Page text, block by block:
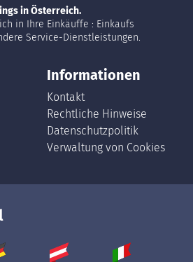
in Österreich.
in Ihre Einkäuffe : Einkaufs
Service-Dienstleistungen.
Informationen
Kontakt
Rechtliche Hinweise
Datenschutzpolitik
Verwaltung von Cookies